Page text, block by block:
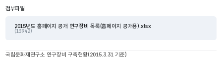
첨부파일
2015년도 홈페이지 공개 연구장비 목록(홈페이지 공개용).xlsx
(13942)
국립문화재연구소 연구장비 구축현황(2015.3.31 기준)